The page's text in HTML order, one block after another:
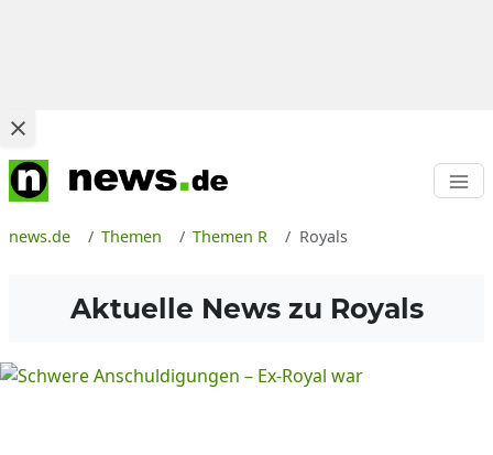
news.de Themen Themen R Royals
Aktuelle News zu Royals